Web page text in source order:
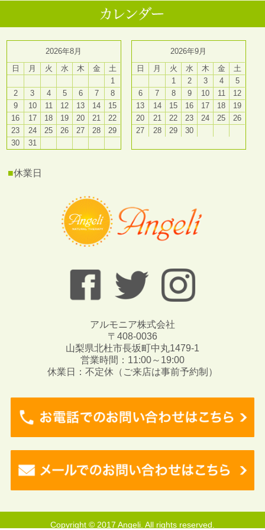
2026年8月
日
月 火 水 木 金
土
1
2
3 4 5 6 7
8
9
10 11 12 13 14
15
16
17 18 19 20 21
22
23
24 25 26 27 28
29
30
31
2026年9月
日
月 火 水 木 金
土
1
2 3 4
5
6
7 8 9 10 11
12
13
14 15 16 17 18
19
20
21 22 23 24 25
26
27
28 29 30
■休業日
アルモニア株式会社
〒408-0036
山梨県北杜市長坂町中丸1479-1
営業時間：11:00～19:00
休業日：不定休（ご来店は事前予約制）
Copyright © 2017 Angeli. All rights reserved.